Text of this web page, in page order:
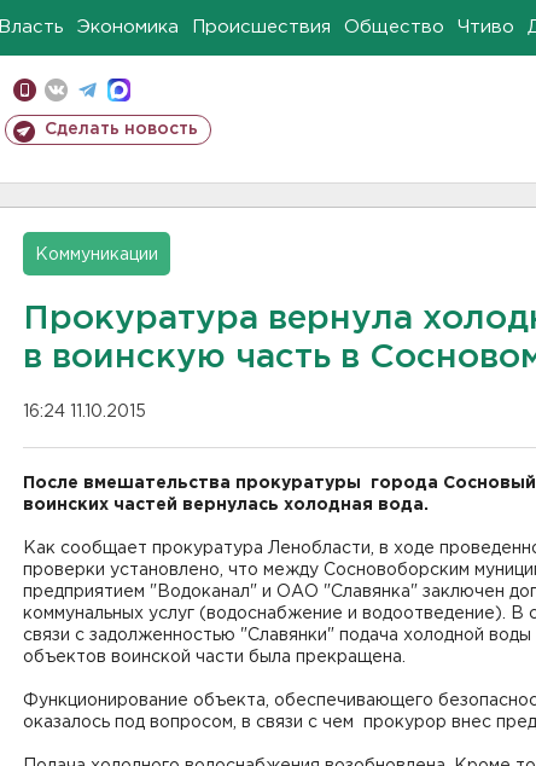
Власть Экономика Происшествия Общество Чтиво
Сделать новость
Коммуникации
Прокуратура вернула
в воинскую часть в
16:24 11.10.2015
После вмешательства прокуратуры города
воинских частей вернулась холодная вода.
Как сообщает прокуратура Ленобласти, в ходе
проверки установлено, что между Сосновоборским
предприятием "Водоканал" и ОАО "Славянка" заключен
коммунальных услуг (водоснабжение и водоотведение). В
связи с задолженностью "Славянки" подача холодной воды
объектов воинской части была прекращена.
Функционирование объекта, обеспечивающего
оказалось под вопросом, в связи с чем прокурор внес